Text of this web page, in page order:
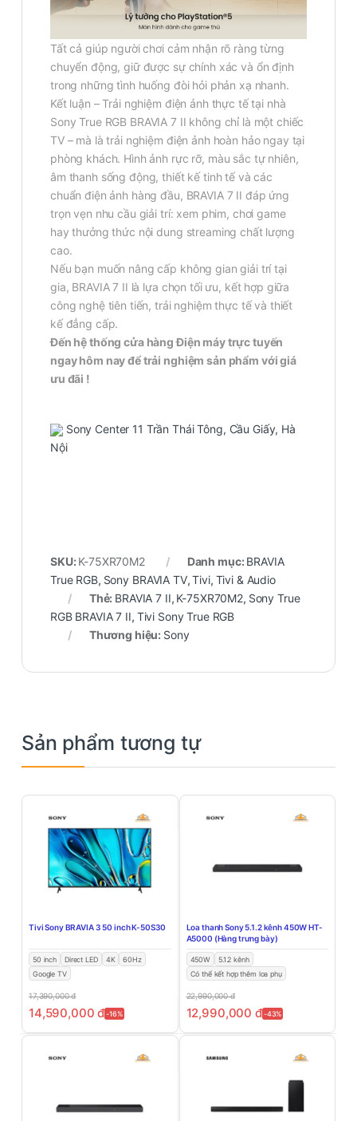
Tất cả giúp người chơi cảm nhận rõ ràng từng
chuyển động, giữ được sự chính xác và ổn định
trong những tình huống đòi hỏi phản xạ nhanh.
Kết luận – Trải nghiệm điện ảnh thực tế tại nhà
Sony True RGB BRAVIA 7 II không chỉ là một chiếc
TV – mà là trải nghiệm điện ảnh hoàn hảo ngay tại
phòng khách. Hình ảnh rực rỡ, màu sắc tự nhiên,
âm thanh sống động, thiết kế tinh tế và các
chuẩn điện ảnh hàng đầu, BRAVIA 7 II đáp ứng
trọn vẹn nhu cầu giải trí: xem phim, chơi game
hay thưởng thức nội dung streaming chất lượng
cao.
Nếu bạn muốn nâng cấp không gian giải trí tại
gia, BRAVIA 7 II là lựa chọn tối ưu, kết hợp giữa
công nghệ tiên tiến, trải nghiệm thực tế và thiết
kế đẳng cấp.
Đến hệ thống cửa hàng Điện máy trực tuyến
ngay hôm nay để trải nghiệm sản phẩm với giá
ưu đãi !
Sony Center 11 Trần Thái Tông, Cầu Giấy, Hà
Nội
SKU: K-75XR70M2 Danh mục: BRAVIA
True RGB, Sony BRAVIA TV,Tivi, Tivi & Audio
Thẻ: BRAVIA 7 II, K-75XR70M2, Sony True
RGB BRAVIA 7 II, Tivi Sony True RGB
Thương hiệu: Sony
Sản phẩm tương tự
Tivi Sony BRAVIA 3 50 inch K-50S30
50 inch Direct LED 4K
60Hz
Google TV
17,390,000đ
14,590,000đ-16%
Loa thanh Sony 5.1.2 kênh 450W HT-
A5000 (Hàng trưng bày)
450W
5.1.2 kênh
Có thể kết hợp thêm loa phụ
22,990,000đ
12,990,000 đ-43%